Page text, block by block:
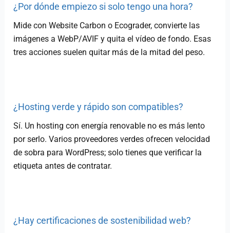
¿Por dónde empiezo si solo tengo una hora?
Mide con Website Carbon o Ecograder, convierte las
imágenes a WebP/AVIF y quita el vídeo de fondo. Esas
tres acciones suelen quitar más de la mitad del peso.
¿Hosting verde y rápido son compatibles?
Sí. Un hosting con energía renovable no es más lento
por serlo. Varios proveedores verdes ofrecen velocidad
de sobra para WordPress; solo tienes que verificar la
etiqueta antes de contratar.
¿Hay certificaciones de sostenibilidad web?